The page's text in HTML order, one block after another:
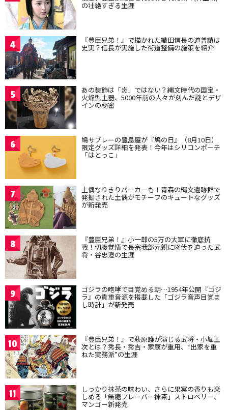
の壮絶すぎる生涯
4 『豊臣兄弟！』で描かれた織田信長の道普請は
史実？信長が実施した街道整備の施策を紹介
5 あの装飾は「炎」ではない？縄文時代の国宝・
火焔型土器、5000年前の人々が刻んだ謎とデザ
インの秘密
6 鳩サブレーの豊島屋が『鳩の日』（8月10日）
限定グッズ詳細を発表！今年はシリコンポーチ
「はとっこ」
7 土偶なりきりパーカーも！青森の縄文遺跡群で
発掘された土偶がモチーフのキュートなグッズ
が新発売
8 『豊臣兄弟！』小一郎の5万の大軍に徹底抗
戦！切腹覚悟で長宗我部元親に降伏を迫った武
将・谷忠澄の生涯
9 ゴジラの咆哮で目覚める朝…1954年公開『ゴジ
ラ』の貴重音源を搭載した「ゴジラ音声目覚ま
し時計」が新発売
10 『豊臣兄弟！』で萩原護が演じる武将・小堀正
次とは？秀長・秀吉・家康が重用、“出家を重
ねた実務派”の生涯
11 しっかり抹茶の味わい、さらに果実の香りも楽
しめる「無糖フレーバー抹茶」ストロベリー、
マンゴー新発売